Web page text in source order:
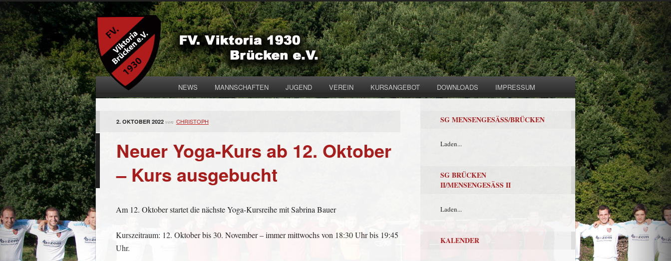
NEWS MANNSCHAFTEN JUGEND VEREIN KURSANGEBOT DOWNLOADS IMPRESSUM
2. OKTOBER 2022 von CHRISTOPH
Neuer Yoga-Kurs ab 12. Oktober
– Kurs ausgebucht
Am 12. Oktober startet die nächste Yoga-Kursreihe mit Sabrina Bauer
Kurszeitraum: 12. Oktober bis 30. November – immer mittwochs von 18:30 Uhr bis 19:45
Uhr.
SG MENSENGESÄSS/BRÜCKEN
Laden...
SG BRÜCKEN
II/MENSENGESÄSS II
Laden...
KALENDER